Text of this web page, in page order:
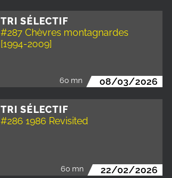
TRI SÉLECTIF
#287 Chèvres montagnardes
[1994-2009]
60 mn 08/03/2026
TRI SÉLECTIF
#286 1986 Revisited
60 mn 22/02/2026